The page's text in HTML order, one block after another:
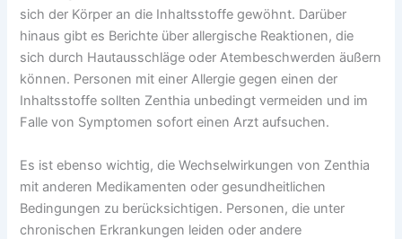
sich der Körper an die Inhaltsstoffe gewöhnt. Darüber
hinaus gibt es Berichte über allergische Reaktionen, die
sich durch Hautausschläge oder Atembeschwerden äußern
können. Personen mit einer Allergie gegen einen der
Inhaltsstoffe sollten Zenthia unbedingt vermeiden und im
Falle von Symptomen sofort einen Arzt aufsuchen.
Es ist ebenso wichtig, die Wechselwirkungen von Zenthia
mit anderen Medikamenten oder gesundheitlichen
Bedingungen zu berücksichtigen. Personen, die unter
chronischen Erkrankungen leiden oder andere